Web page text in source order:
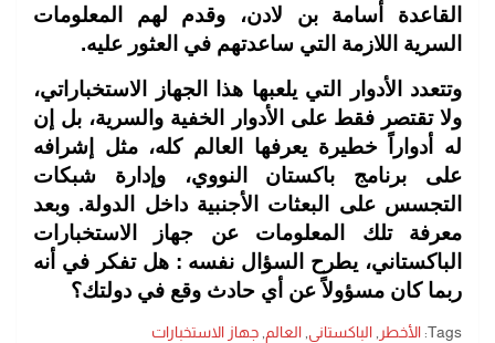
القاعدة أسامة بن لادن، وقدم لهم المعلومات
السرية اللازمة التي ساعدتهم في العثور عليه.
وتتعدد الأدوار التي يلعبها هذا الجهاز الاستخباراتي،
ولا تقتصر فقط على الأدوار الخفية والسرية، بل إن
له أدواراً خطيرة يعرفها العالم كله، مثل إشرافه
على برنامج باكستان النووي، وإدارة شبكات
التجسس على البعثات الأجنبية داخل الدولة. وبعد
معرفة تلك المعلومات عن جهاز الاستخبارات
الباكستاني، يطرح السؤال نفسه : هل تفكر في أنه
ربما كان مسؤولاً عن أي حادث وقع في دولتك؟
Tags: الأخطر , الباكستاني, العالم, جهاز الاستخبارات